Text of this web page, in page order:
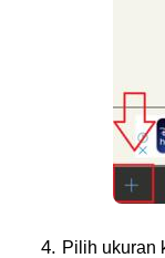
Pilih ukuran